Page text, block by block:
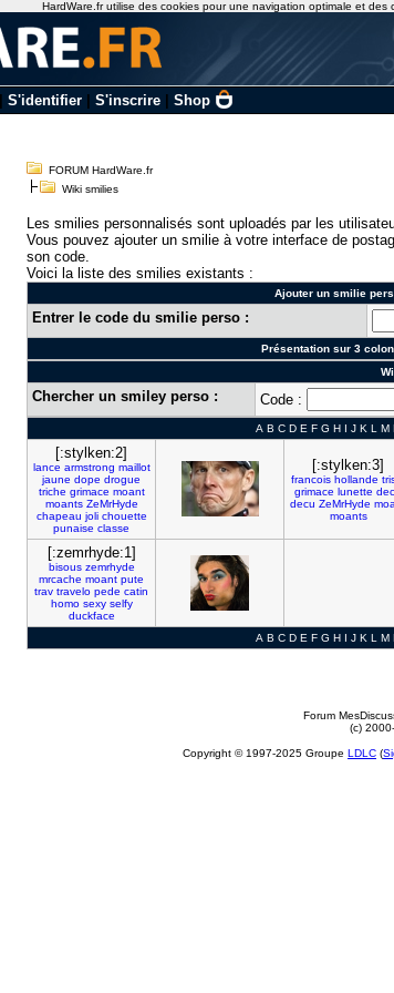
S'identifier| S'inscrire| Shop
FORUM HardWare.fr
Wiki smilies
Les smilies personnalisés sont uploadés par les
Vous pouvez ajouter un smilie à votre interface de
son code.
Voici la liste des smilies existants :
Ajouter un smilie
Entrer le code du smilie perso :
Présentation sur 3
Chercher un smiley perso : Code :
A B C D E F G H I J K L M
[:stylken:2]
lance armstrong maillot
jaune dope drogue
triche grimace moant
moants ZeMrHyde
chapeau joli chouette
punaise classe
[:stylken:3]
francois hollande
grimace lunette
decu ZeMrHyde
moants
[:zemrhyde:1]
bisous zemrhyde
mrcache moant pute
trav travelo pede catin
homo sexy selfy
duckface
A B C D E F G H I J K L M
Forum
(c)
Copyright © 1997-2025 Groupe LDLC (
HardWare.fr utilise des cookies pour une navigation optimale et